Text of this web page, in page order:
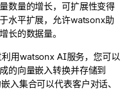
数量的增长，可扩展性变得
水平扩展，允许watsonx助
长的数据量。
用watsonx AI服务，您可以
的向量嵌入转换并存储到
入集合可以代表客户对话、